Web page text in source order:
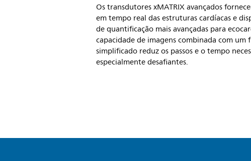
Os transdutores xMATRIX avançados
em tempo real das estruturas cardíacas e
de quantificação mais avançadas para
capacidade de imagens combinada com
simplificado reduz os passos e o tempo
especialmente desafiantes.